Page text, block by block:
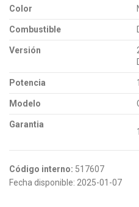
Color
Combustible
Versión
Potencia
Modelo
Garantia
Código interno: 517607
Fecha disponible: 2025-01-07